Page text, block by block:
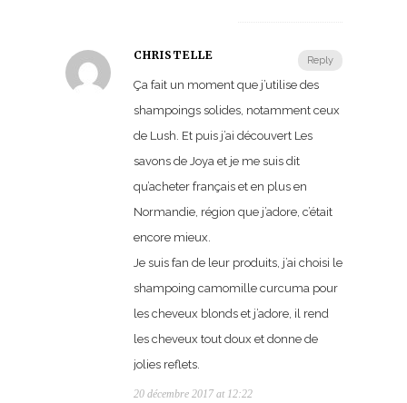
Reply
CHRISTELLE
Ça fait un moment que j’utilise des
shampoings solides, notamment ceux
de Lush. Et puis j’ai découvert Les
savons de Joya et je me suis dit
qu’acheter français et en plus en
Normandie, région que j’adore, c’était
encore mieux.
Je suis fan de leur produits, j’ai choisi le
shampoing camomille curcuma pour
les cheveux blonds et j’adore, il rend
les cheveux tout doux et donne de
jolies reflets.
20 décembre 2017 at 12:22